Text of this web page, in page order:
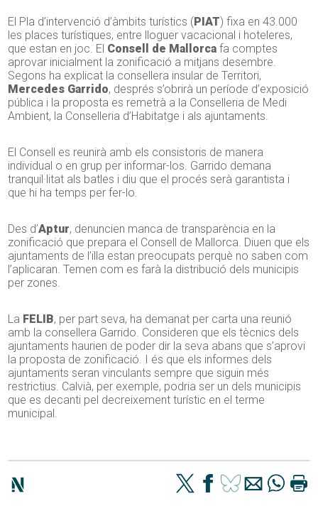
El Pla d’intervenció d’àmbits turístics ( PIAT) fixa en 43.000
les places turístiques, entre lloguer vacacional i hoteleres,
que estan en joc. El Consell de Mallorca fa comptes
aprovar inicialment la zonificació a mitjans desembre.
Segons ha explicat la consellera insular de Territori,
Mercedes Garrido, després s’obrirà un període d’exposició
pública i la proposta es remetrà a la Conselleria de Medi
Ambient, la Conselleria d’Habitatge i als ajuntaments.
El Consell es reunirà amb els consistoris de manera
individual o en grup per informar-los. Garrido demana
tranquil·litat als batles i diu que el procés serà garantista i
que hi ha temps per fer-lo.
Des d’Aptur, denuncien manca de transparència en la
zonificació que prepara el Consell de Mallorca. Diuen que els
ajuntaments de l’illa estan preocupats perquè no saben com
l’aplicaran. Temen com es farà la distribució dels municipis
per zones.
La FELIB, per part seva, ha demanat per carta una reunió
amb la consellera Garrido. Consideren que els tècnics dels
ajuntaments haurien de poder dir la seva abans que s’aprovi
la proposta de zonificació. I és que els informes dels
ajuntaments seran vinculants sempre que siguin més
restrictius. Calvià, per exemple, podria ser un dels municipis
que es decanti pel decreixement turístic en el terme
municipal.